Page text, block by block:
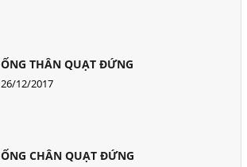
ỐNG THÂN QUẠT ĐỨNG
26/12/2017
ỐNG CHÂN QUẠT ĐỨNG